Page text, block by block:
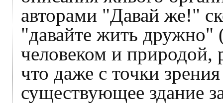
авторами "Давай же!"
"давайте жить дружно"
человеком и природой,
что даже с точки
существующее здание